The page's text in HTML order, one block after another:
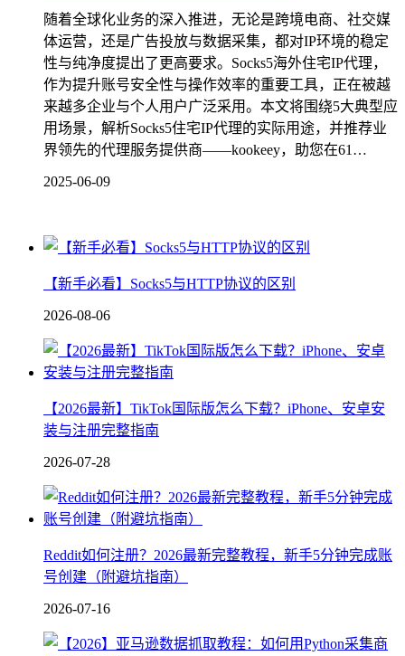
随着全球化业务的深入推进，无论是跨境电商、社交媒
体运营，还是广告投放与数据采集，都对IP环境的稳定
性与纯净度提出了更高要求。Socks5海外住宅IP代理，
作为提升账号安全性与操作效率的重要工具，正在被越
来越多企业与个人用户广泛采用。本文将围绕5大典型应
用场景，解析Socks5住宅IP代理的实际用途，并推荐业
界领先的代理服务提供商——kookeey，助您在61…
2025-06-09
【新手必看】Socks5与HTTP协议的区别
2026-08-06
【2026最新】TikTok国际版怎么下载？iPhone、安卓安
装与注册完整指南
2026-07-28
Reddit如何注册？2026最新完整教程，新手5分钟完成账
号创建（附避坑指南）
2026-07-16